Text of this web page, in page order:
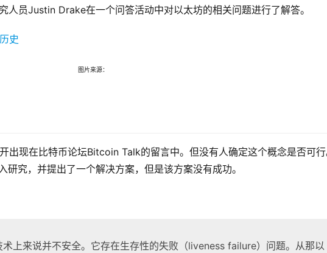
员Justin Drake在一个问答活动中对以太坊的相关问题进行了解答。
图片来源：
出现在比特币论坛Bitcoin Talk的留言中。但没有人确定这个概念是否可
究，并提出了一个解决方案，但是该方案没有成功。
术上来说并不安全。它存在生存性的失败（liveness failure）问题。从那以